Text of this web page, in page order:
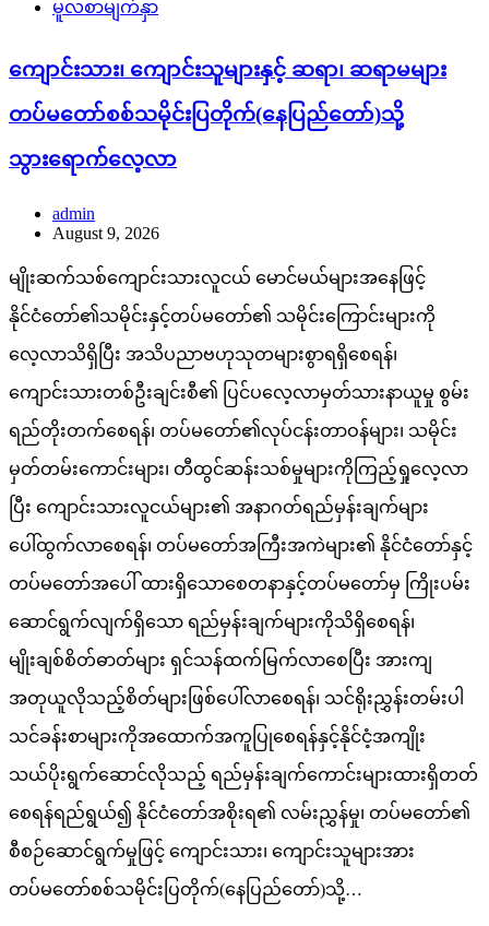
မူလစာမျက်နှာ
ကျောင်းသား၊ ကျောင်းသူများနှင့် ဆရာ၊ ဆရာမများ
တပ်မတော်စစ်သမိုင်းပြတိုက်(နေပြည်တော်)သို့
သွားရောက်လေ့လာ
admin
August 9, 2026
မျိုးဆက်သစ်ကျောင်းသားလူငယ် မောင်မယ်များအနေဖြင့်
နိုင်ငံတော်၏သမိုင်းနှင့်တပ်မတော်၏ သမိုင်းကြောင်းများကို
လေ့လာသိရှိပြီး အသိပညာဗဟုသုတများစွာရရှိစေရန်၊
ကျောင်းသားတစ်ဦးချင်းစီ၏ ပြင်ပလေ့လာမှတ်သားနာယူမှု စွမ်း
ရည်တိုးတက်စေရန်၊ တပ်မတော်၏လုပ်ငန်းတာဝန်များ၊ သမိုင်း
မှတ်တမ်းကောင်းများ၊ တီထွင်ဆန်းသစ်မှုများကိုကြည့်ရှုလေ့လာ
ပြီး ကျောင်းသားလူငယ်များ၏ အနာဂတ်ရည်မှန်းချက်များ
ပေါ်ထွက်လာစေရန်၊ တပ်မတော်အကြီးအကဲများ၏ နိုင်ငံတော်နှင့်
တပ်မတော်အပေါ် ထားရှိသောစေတနာနှင့်တပ်မတော်မှ ကြိုးပမ်း
ဆောင်ရွက်လျက်ရှိသော ရည်မှန်းချက်များကိုသိရှိစေရန်၊
မျိုးချစ်စိတ်ဓာတ်များ ရှင်သန်ထက်မြက်လာစေပြီး အားကျ
အတုယူလိုသည့်စိတ်များဖြစ်ပေါ်လာစေရန်၊ သင်ရိုးညွှန်းတမ်းပါ
သင်ခန်းစာများကိုအထောက်အကူပြုစေရန်နှင့်နိုင်ငံ့အကျိုး
သယ်ပိုးရွက်ဆောင်လိုသည့် ရည်မှန်းချက်ကောင်းများထားရှိတတ်
စေရန်ရည်ရွယ်၍ နိုင်ငံတော်အစိုးရ၏ လမ်းညွှန်မှု၊ တပ်မတော်၏
စီစဉ်ဆောင်ရွက်မှုဖြင့် ကျောင်းသား၊ ကျောင်းသူများအား
တပ်မတော်စစ်သမိုင်းပြတိုက်(နေပြည်တော်)သို့…